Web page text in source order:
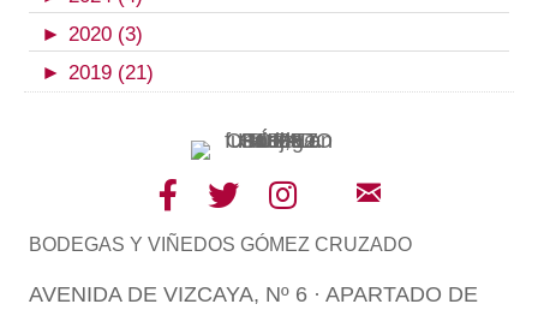
► 2020 (3)
► 2019 (21)
BODEGAS Y VIÑEDOS GÓMEZ CRUZADO
AVENIDA DE VIZCAYA, Nº 6 · APARTADO DE